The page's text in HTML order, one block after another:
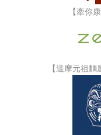
【牽你
【達摩元祖